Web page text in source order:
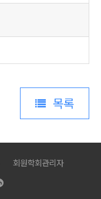
목록
회원학회관리자